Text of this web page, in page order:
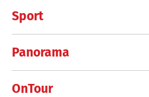
Sport
Panorama
OnTour